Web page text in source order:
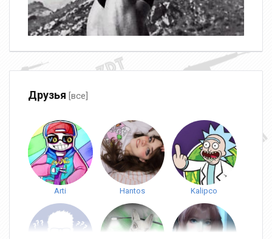
Друзья [все]
Arti Hantos Kalipco